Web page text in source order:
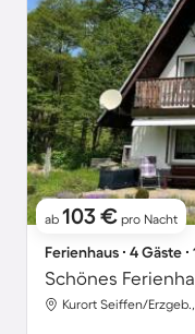
ab 103 € pro Nacht
Ferienhaus ∙ 4 Gäste
Kurort Seiffen/